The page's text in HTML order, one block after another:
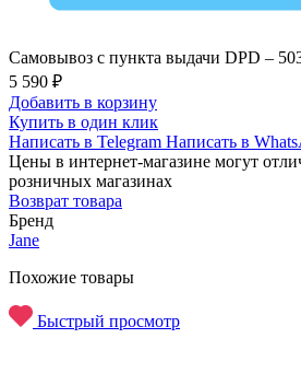
Самовывоз с пункта выдачи DPD –
5 590 ₽
Добавить в корзину
Купить в один клик
Написать в Telegram Написать в
Цены в интернет-магазине могут
розничных магазинах
Возврат товара
Бренд
Jane
Похожие товары
Быстрый просмотр